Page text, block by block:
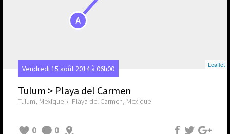
A
Leaflet
Vendredi 15 août 2014 à 06h00
Tulum > Playa del Carmen
Tulum, Mexique › Playa del Carmen, Mexique
0 0